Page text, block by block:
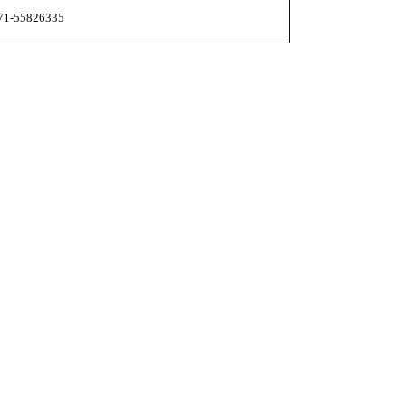
55826335